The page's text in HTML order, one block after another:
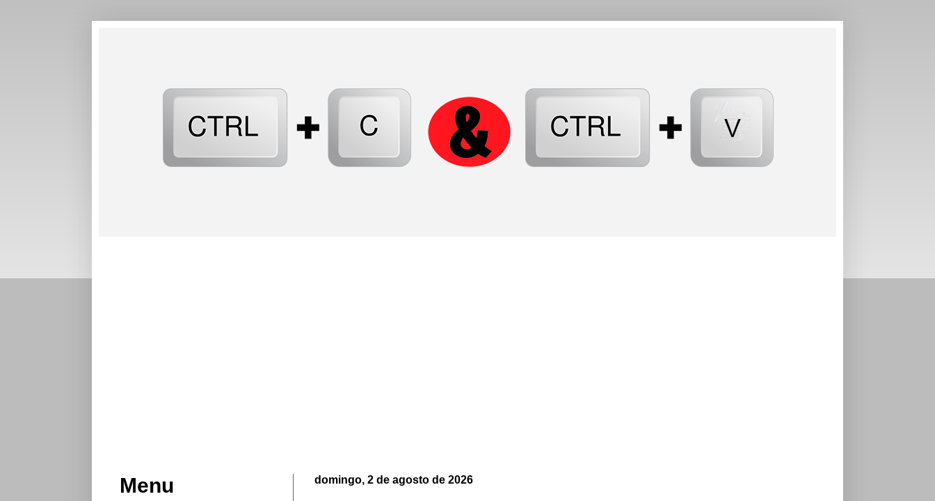
domingo, 2 de agosto de 2026
Menu